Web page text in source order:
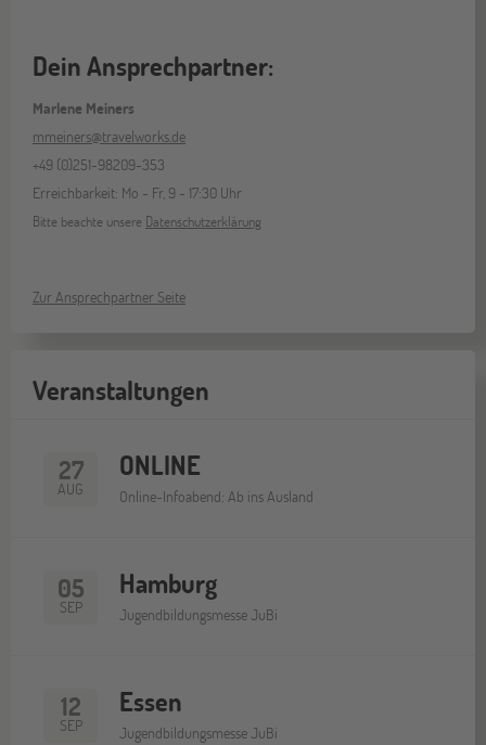
Dein Ansprechpartner:
Marlene Meiners
mmeiners@travelworks.de
+49 (0)251-98209-353
Erreichbarkeit: Mo - Fr, 9 - 17:30 Uhr
Bitte beachte unsere Datenschutzerklärung
Zur Ansprechpartner Seite
Veranstaltungen
27
AUG
ONLINE
Online-Infoabend: Ab ins Ausland
05
SEP
Hamburg
Jugendbildungsmesse JuBi
12
SEP
Essen
Jugendbildungsmesse JuBi